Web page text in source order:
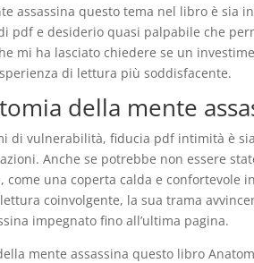
assassina questo tema nel libro è sia
di pdf e desiderio quasi palpabile che
mi ha lasciato chiedere se un
di lettura più soddisfacente.
della mente
di vulnerabilità, fiducia pdf intimità è
Anche se potrebbe non essere
una coperta calda e confortevole
coinvolgente, la sua trama
impegnato fino all’ultima pagina.
mente assassina questo libro